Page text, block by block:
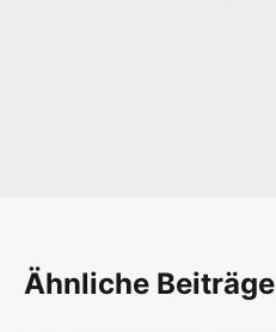
Ähnliche Beiträge